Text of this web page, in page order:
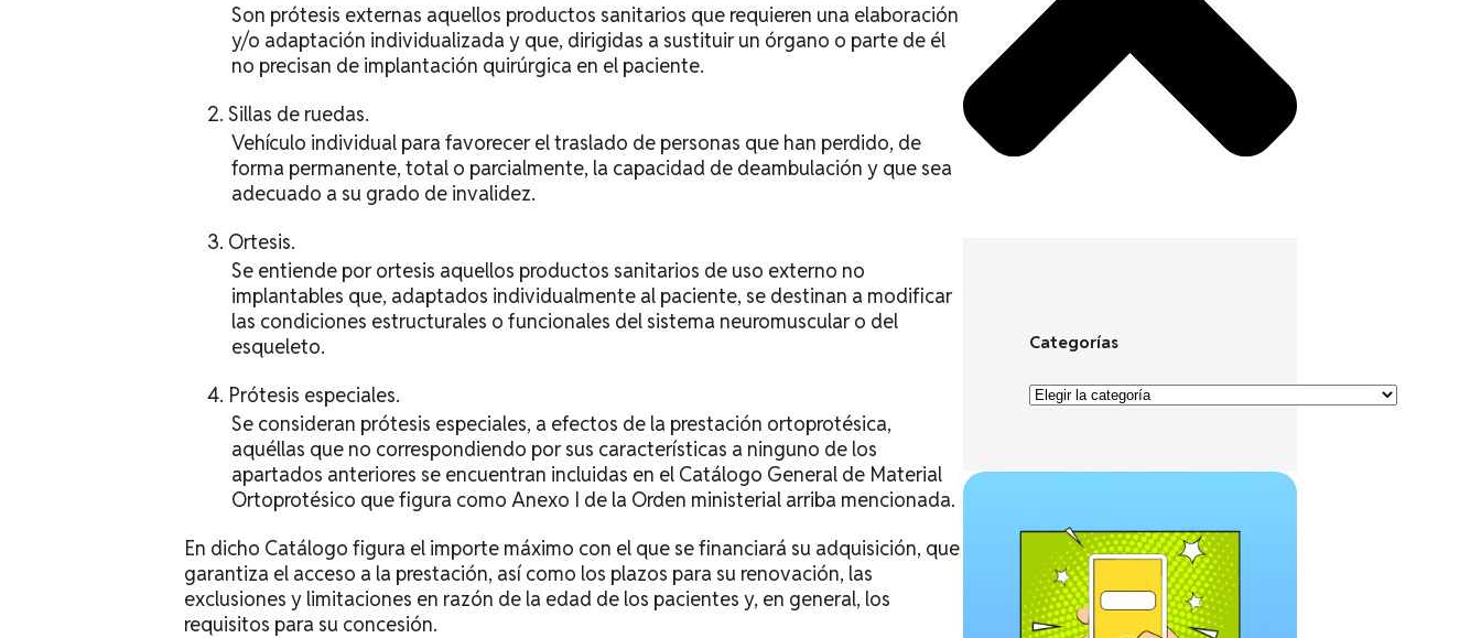
Son prótesis externas aquellos productos sanitarios que requieren una elaboración
y/o adaptación individualizada y que, dirigidas a sustituir un órgano o parte de él
no precisan de implantación quirúrgica en el paciente.
Sillas de ruedas.
Vehículo individual para favorecer el traslado de personas que han perdido, de
forma permanente, total o parcialmente, la capacidad de deambulación y que sea
adecuado a su grado de invalidez.
Ortesis.
Se entiende por ortesis aquellos productos sanitarios de uso externo no
implantables que, adaptados individualmente al paciente, se destinan a modificar
las condiciones estructurales o funcionales del sistema neuromuscular o del
esqueleto.
Prótesis especiales.
Se consideran prótesis especiales, a efectos de la prestación ortoprotésica,
aquéllas que no correspondiendo por sus características a ninguno de los
apartados anteriores se encuentran incluidas en el Catálogo General de Material
Ortoprotésico que figura como Anexo I de la Orden ministerial arriba mencionada.
En dicho Catálogo figura el importe máximo con el que se financiará su adquisición, que
garantiza el acceso a la prestación, así como los plazos para su renovación, las
exclusiones y limitaciones en razón de la edad de los pacientes y, en general, los
requisitos para su concesión.
Categorías